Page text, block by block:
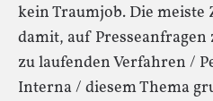
kein Traumjob. Die
damit, auf
zu laufenden Verfahren /
Interna / diesem Thema